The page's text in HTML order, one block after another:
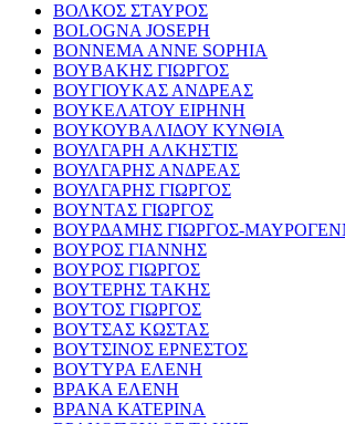
ΒΟΛΚΟΣ ΣΤΑΥΡΟΣ
BOLOGNA JOSEPH
BONNEMA ANNE SOPHIA
ΒΟΥΒΑΚΗΣ ΓΙΩΡΓΟΣ
ΒΟΥΓΙΟΥΚΑΣ ΑΝΔΡΕΑΣ
ΒΟΥΚΕΛΑΤΟΥ ΕΙΡΗΝΗ
ΒΟΥΚΟΥΒΑΛΙΔΟΥ ΚΥΝΘΙΑ
ΒΟΥΛΓΑΡΗ ΑΛΚΗΣΤΙΣ
ΒΟΥΛΓΑΡΗΣ ΑΝΔΡΕΑΣ
ΒΟΥΛΓΑΡΗΣ ΓΙΩΡΓΟΣ
ΒΟΥΝΤΑΣ ΓΙΩΡΓΟΣ
ΒΟΥΡΔΑΜΗΣ ΓΙΩΡΓΟΣ-
ΒΟΥΡΟΣ ΓΙΑΝΝΗΣ
ΒΟΥΡΟΣ ΓΙΩΡΓΟΣ
ΒΟΥΤΕΡΗΣ ΤΑΚΗΣ
ΒΟΥΤΟΣ ΓΙΩΡΓΟΣ
ΒΟΥΤΣΑΣ ΚΩΣΤΑΣ
ΒΟΥΤΣΙΝΟΣ ΕΡΝΕΣΤΟΣ
ΒΟΥΤΥΡΑ ΕΛΕΝΗ
ΒΡΑΚΑ ΕΛΕΝΗ
ΒΡΑΝΑ ΚΑΤΕΡΙΝΑ